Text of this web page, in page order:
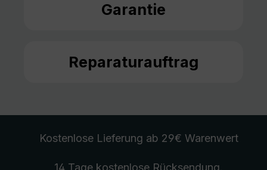
Garantie
Reparaturauftrag
Kostenlose Lieferung ab 29€ Warenwert
14 Tage kostenlose Rücksendung.